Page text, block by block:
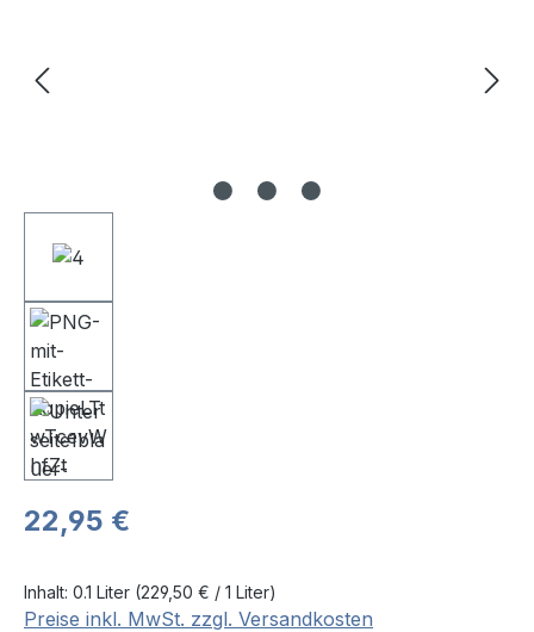
Regulärer Preis:
22,95 €
Inhalt: 0.1 Liter (229,50 € / 1 Liter)
Preise inkl. MwSt. zzgl. Versandkosten